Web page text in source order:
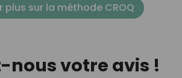
plus sur la méthode CROQ
nous votre avis !